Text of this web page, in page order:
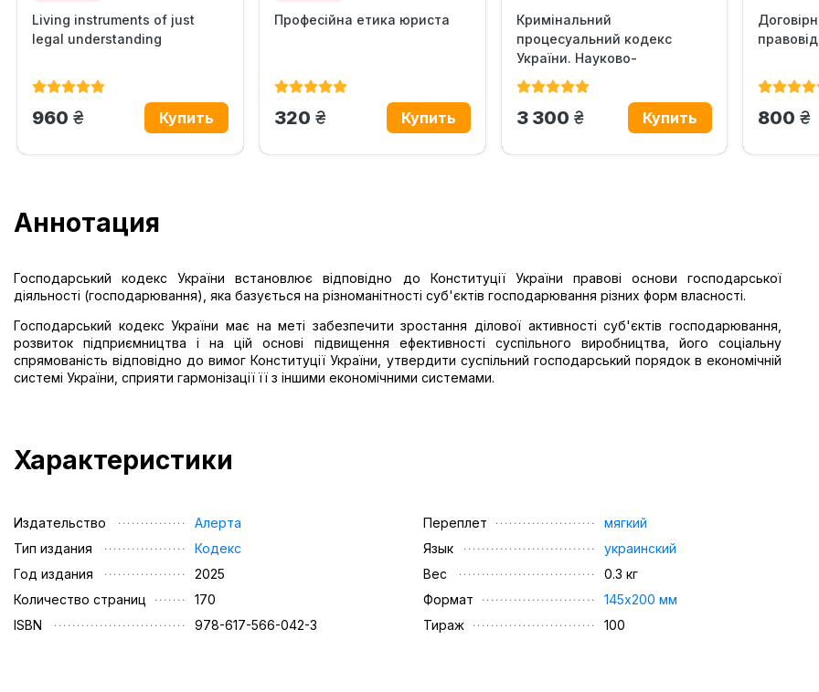
Living instruments of just
legal understanding
960 грн.
Професійна етика юриста
320 грн.
Кримінальний
процесуальний кодекс
України. Науково-
практичний коментар....
3 300 грн. 800
Аннотация
Господарський кодекс України встановлює відповідно до Конституції України правові основи господарської
діяльності (господарювання), яка базується на різноманітності суб'єктів господарювання різних форм власності.
Господарський кодекс України має на меті забезпечити зростання ділової активності суб'єктів господарювання,
розвиток підприємництва і на цій основі підвищення ефективності суспільного виробництва, його соціальну
спрямованість відповідно до вимог Конституції України, утвердити суспільний господарський порядок в економічній
системі України, сприяти гармонізації її з іншими економічними системами.
Характеристики
Издательство
Алерта
Тип издания
Кодекс
Год издания
2025
Количество страниц
170
ISBN
978-617-566-042-3
Переплет
мягкий
Язык
украинский
Вес
0.3 кг
Формат
145х200 мм
Тираж
100